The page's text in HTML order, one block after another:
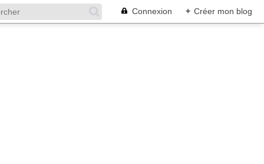
Connexion + Créer mon blog